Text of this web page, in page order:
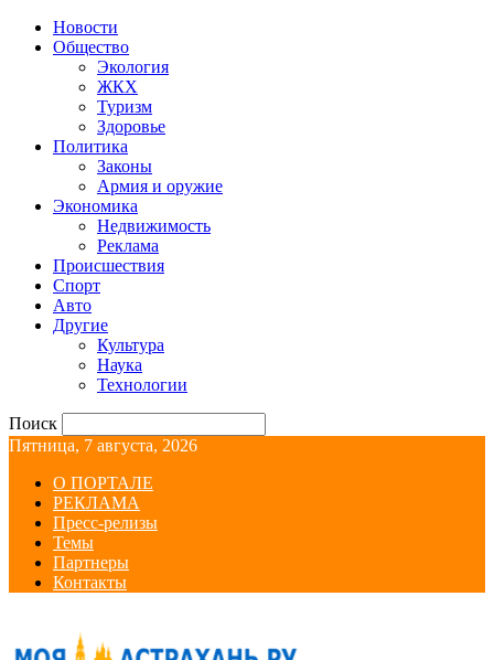
Новости
Общество
Экология
ЖКХ
Туризм
Здоровье
Политика
Законы
Армия и оружие
Экономика
Недвижимость
Реклама
Происшествия
Спорт
Авто
Другие
Культура
Наука
Технологии
Поиск
Пятница, 7 августа, 2026
О ПОРТАЛЕ
РЕКЛАМА
Пресс-релизы
Темы
Партнеры
Контакты